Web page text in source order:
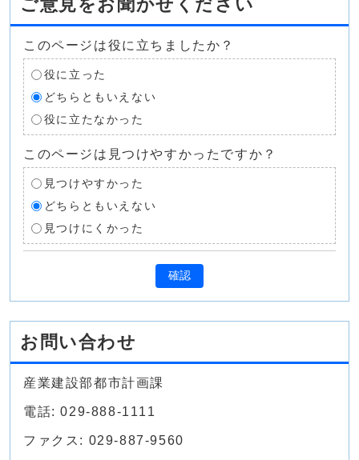
ご意見をお聞かせください
このページは役に立ちましたか？
役に立った
どちらともいえない
役に立たなかった
このページは見つけやすかったですか？
見つけやすかった
どちらともいえない
見つけにくかった
確認
お問い合わせ
産業建設部都市計画課
電話: 029-888-1111
ファクス: 029-887-9560